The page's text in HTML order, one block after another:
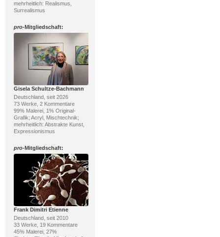
mehrheitlich: Realismus,
Surrealismus
pro-Mitgliedschaft:
Gisela Schultze-Bachmann
Deutschland, seit 2026
73 Werke, 2 Kommentare
99% Malerei, 1% Original-
Grafik; Acryl, Mischtechnik;
mehrheitlich: Abstrakte Kunst,
Expressionismus
pro-Mitgliedschaft:
Frank Dimitri Etienne
Deutschland, seit 2010
33 Werke, 19 Kommentare
45% Malerei, 27%